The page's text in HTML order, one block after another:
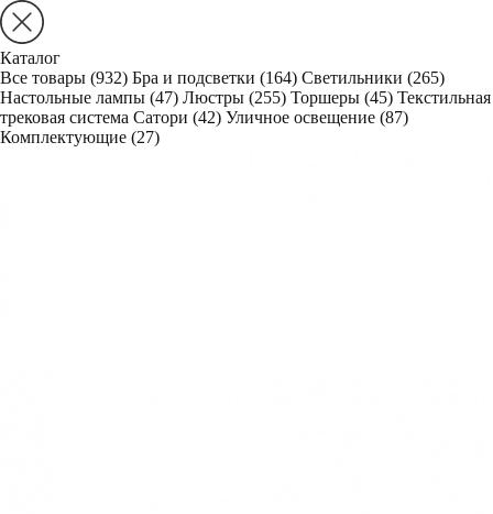
Каталог
Все товары (932) Бра и подсветки (164) Светильники (265)
Настольные лампы (47) Люстры (255) Торшеры (45) Текстильная
трековая система Сатори (42) Уличное освещение (87)
Комплектующие (27)